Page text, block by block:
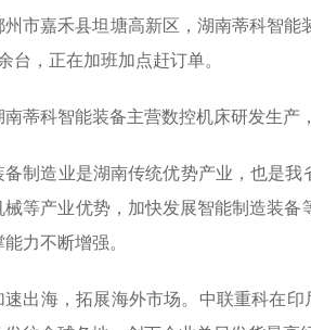
州市嘉禾县坦塘高新区，湖南蒂科智
台，正在加班加点赶订单。
南蒂科智能装备主营数控机床研发生产
备制造业是湖南传统优势产业，也是
械等产业优势，加快发展智能制造装
力不断增强。
速出海，拓展海外市场。中联重科在